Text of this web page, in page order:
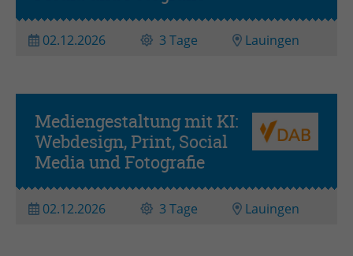
02.12.2026 3 Tage Lauingen
Mediengestaltung mit KI:
Webdesign, Print, Social
Media und Fotografie
02.12.2026 3 Tage Lauingen